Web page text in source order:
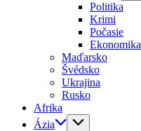
Politika
Krimi
Počasie
Ekonomika
Maďarsko
Švédsko
Ukrajina
Rusko
Afrika
Ázia